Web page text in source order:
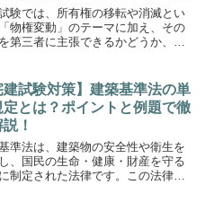
記の可否と第三者対抗の原
例外を例題付きで完全理解～
験では、所有権の移転や消滅とい
物権変動」のテーマに加え、その
第三者に主張できるかどうか、す
の関係は、条文だけでなく判例に基
解が求められる難所...
建試験対策】建築基準法の単
定とは？ポイントと例題で徹
！
準法は、建築物の安全性や衛生を
、国民の生命・健康・財産を守る
制定された法律です。この法律は